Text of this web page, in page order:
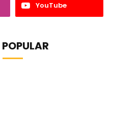
YouTube